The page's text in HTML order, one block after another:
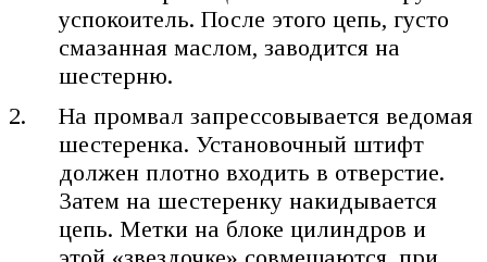
успокоитель. После этого цепь, густо
смазанная маслом, заводится на
шестерню.
На промвал запрессовывается ведомая
шестеренка. Установочный штифт
должен плотно входить в отверстие.
Затем на шестеренку накидывается
цепь. Метки на блоке цилиндров и